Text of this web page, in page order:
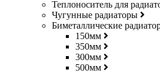
Теплоноситель для
Чугунные радиаторы
Биметаллические
150мм
350мм
300мм
500мм